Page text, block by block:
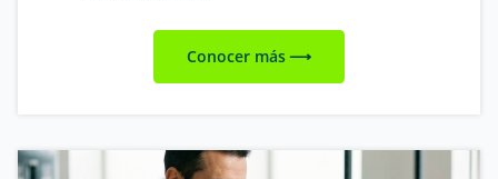
Conocer más